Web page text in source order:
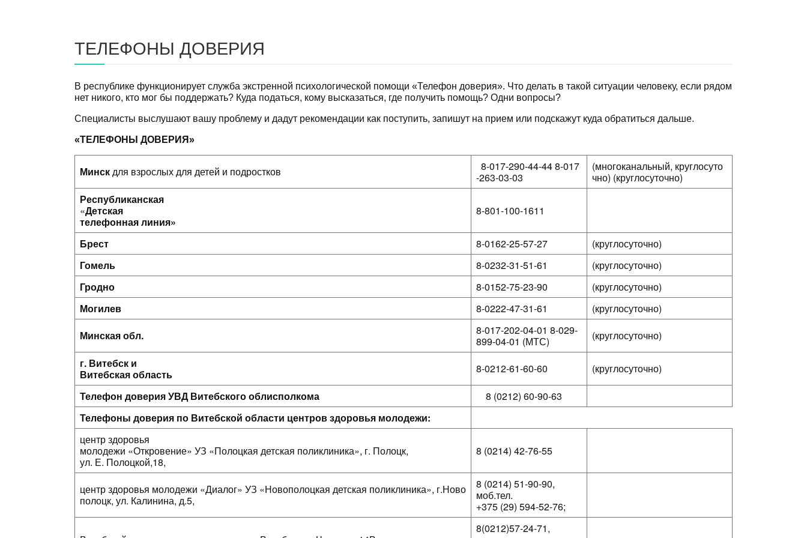
ТЕЛЕФОНЫ ДОВЕРИЯ
В республике функционирует служба экстренной психологической помощи «Телефон доверия». Что делать в такой ситуации человеку, если рядом
нет никого, кто мог бы поддержать? Куда податься, кому высказаться, где получить помощь? Одни вопросы?
Специалисты выслушают вашу проблему и дадут рекомендации как поступить, запишут на прием или подскажут куда обратиться дальше.
«ТЕЛЕФОНЫ ДОВЕРИЯ»
Минскдля взрослых для детей и подростков
8-017-290-44-44 8-017
-263-03-03
(многоканальный, круглосуто
чно) (круглосуточно)
Республиканская
«Детская
телефонная линия»
8-801-100-1611
Брест 8-0162-25-57-27
(круглосуточно)
Гомель
8-0232-31-51-61
(круглосуточно)
Гродно
8-0152-75-23-90
(круглосуточно)
Могилев
8-0222-47-31-61
(круглосуточно)
Минская обл.
8-017-202-04-01 8-029-
899-04-01 (МТС)
(круглосуточно)
г. Витебск и
Витебская область
8-0212-61-60-60
(круглосуточно)
Телефон доверия УВД Витебского облисполкома
8 (0212) 60-90-63
Телефоны доверия по Витебской области центров здоровья молодежи:
центр здоровья
молодежи «Откровение» УЗ «Полоцкая детская поликлиника», г. Полоцк,
ул. Е. Полоцкой,18,
8 (0214) 42-76-55
центр здоровья молодежи «Диалог» УЗ «Новополоцкая детская поликлиника», г.Ново
полоцк, ул. Калинина, д.5,
8 (0214) 51-90-90,
моб.тел.
+375 (29) 594-52-76;
8(0212)57-24-71,